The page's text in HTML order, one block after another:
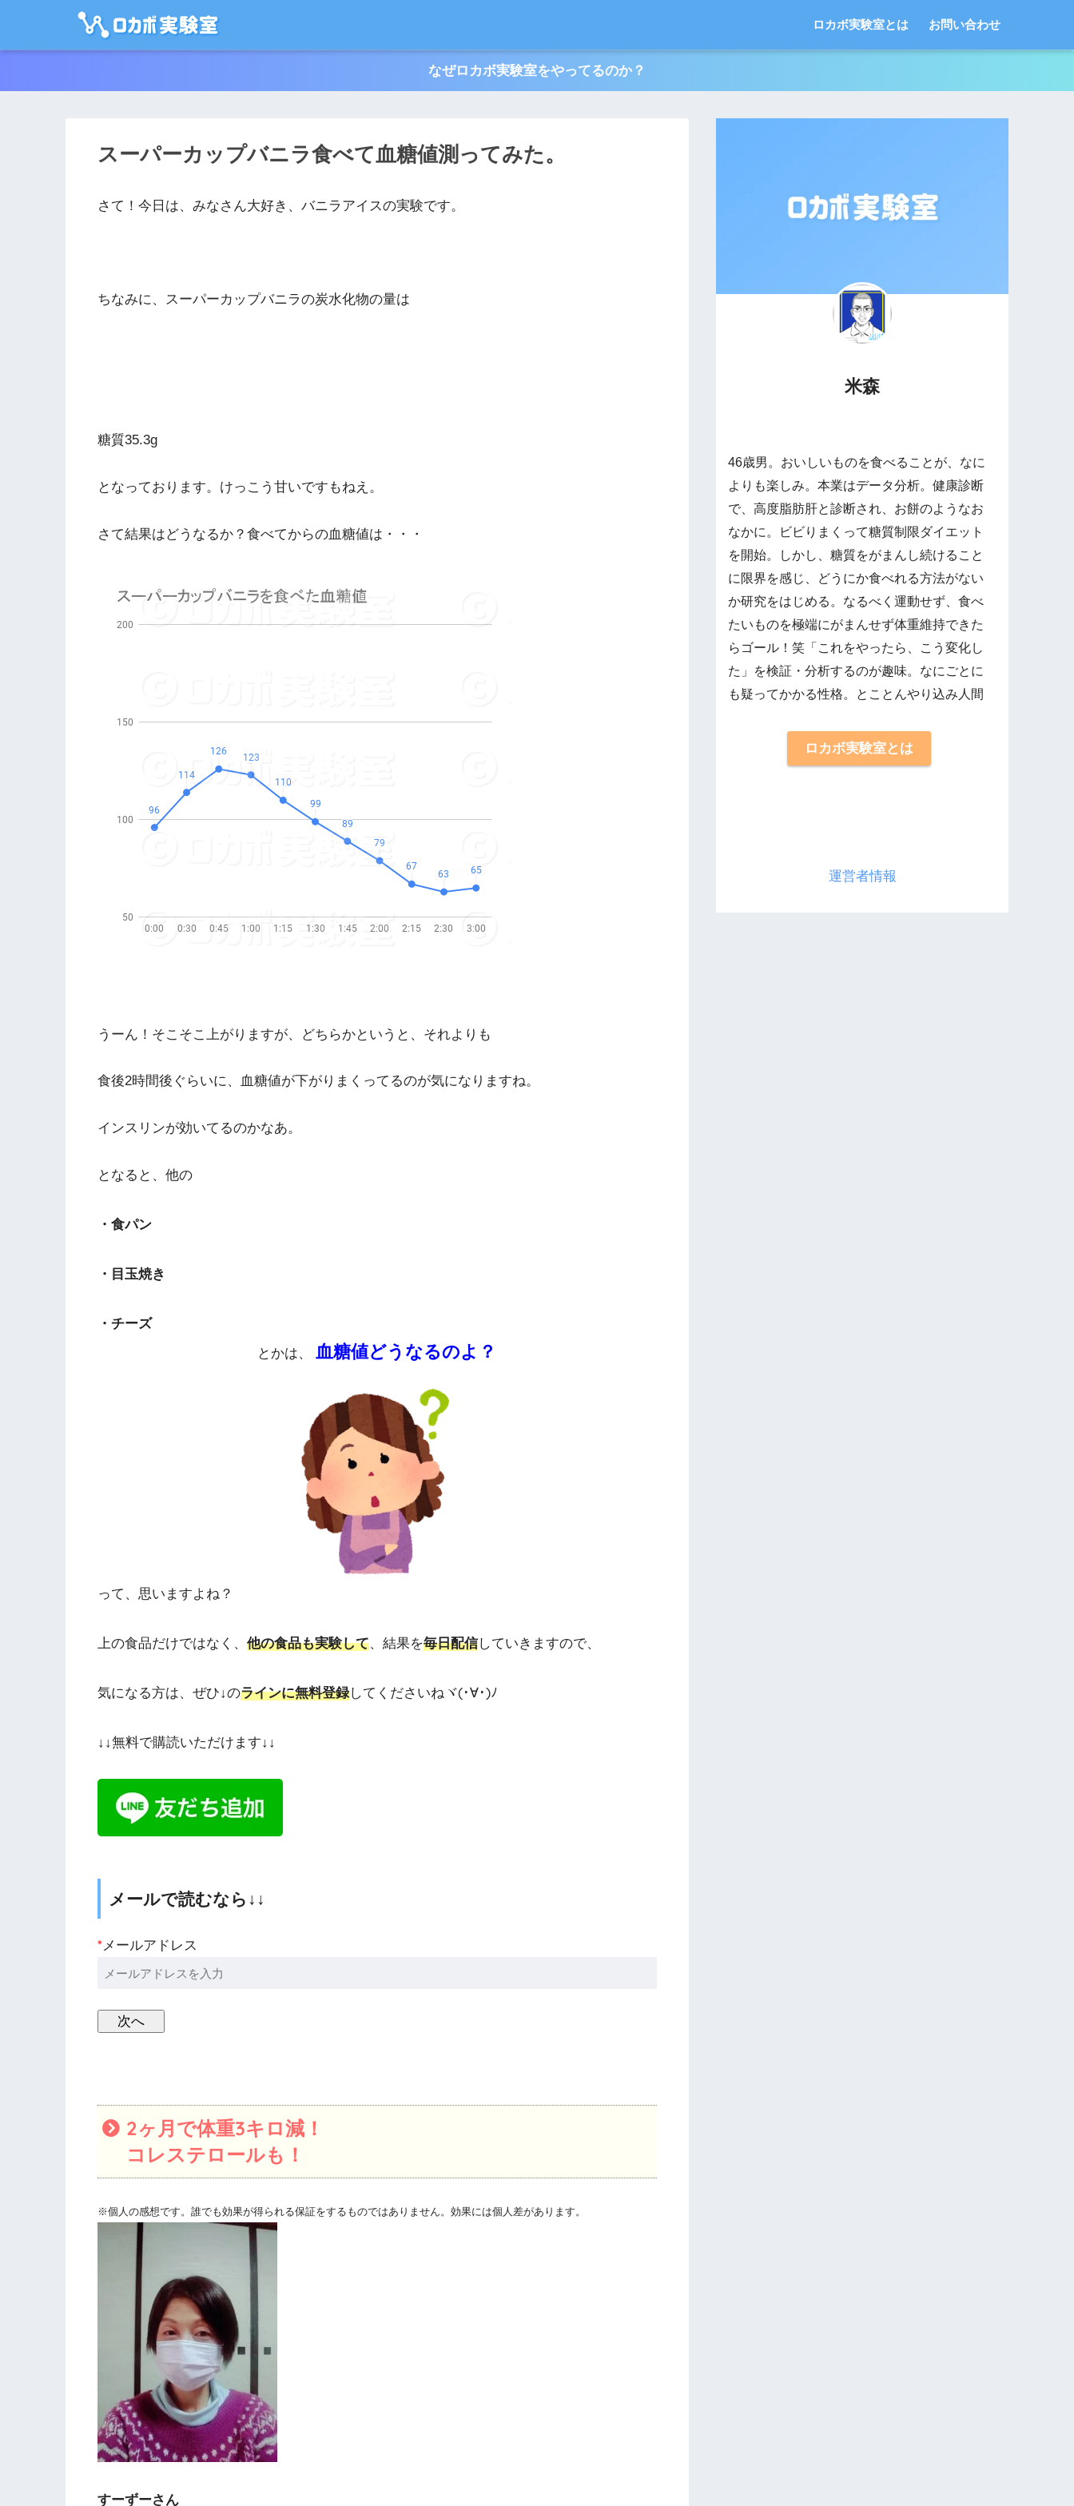
ロカボ実験室とは お問い合わせ
なぜロカボ実験室をやってるのか？
スーパーカップバニラ食べて血糖値測ってみた。
さて！今日は、みなさん大好き、バニラアイスの実験です。
ちなみに、スーパーカップバニラの炭水化物の量は
糖質35.3g
となっております。けっこう甘いですもねえ。
さて結果はどうなるか？食べてからの血糖値は・・・
うーん！そこそこ上がりますが、どちらかというと、それよりも
食後2時間後ぐらいに、血糖値が下がりまくってるのが気になりますね。
インスリンが効いてるのかなあ。
となると、他の
・食パン
・目玉焼き
・チーズ
とかは、 血糖値どうなるのよ？
って、思いますよね？
上の食品だけではなく、 他の食品も実験して、結果を毎日配信していきますので、
気になる方は、ぜひ↓のラインに無料登録してくださいねヾ(･∀･)ﾉ
↓↓無料で購読いただけます↓↓
メールで読むなら↓↓
*メールアドレス
2ヶ月で体重3キロ減！
コレステロールも！
※個人の感想です。誰でも効果が得られる保証をするものではありません。効果には個人差があります。
すーずーさん
米森
46歳男。おいしいものを食べることが、なに
よりも楽しみ。本業はデータ分析。健康診断
で、高度脂肪肝と診断され、お餅のようなお
なかに。ビビりまくって糖質制限ダイエット
を開始。しかし、糖質をがまんし続けること
に限界を感じ、どうにか食べれる方法がない
か研究をはじめる。なるべく運動せず、食べ
たいものを極端にがまんせず体重維持できた
らゴール！笑「これをやったら、こう変化し
た」を検証・分析するのが趣味。なにごとに
も疑ってかかる性格。とことんやり込み人間
ロカボ実験室とは
運営者情報